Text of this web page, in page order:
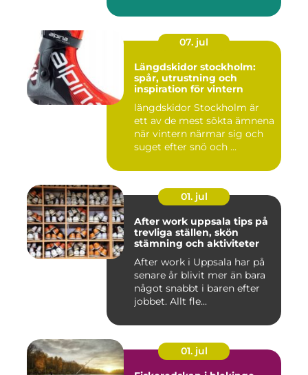
07. jul
Längdskidor stockholm:
spår, utrustning och
inspiration för vintern
längdskidor Stockholm är
ett av de mest sökta ämnena
när vintern närmar sig och
suget efter snö och ...
01. jul
After work uppsala tips på
trevliga ställen, skön
stämning och aktiviteter
After work i Uppsala har på
senare år blivit mer än bara
något snabbt i baren efter
jobbet. Allt fle...
01. jul